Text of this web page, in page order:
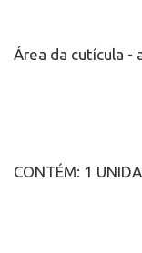
Área da cutícula -
CONTÉM: 1